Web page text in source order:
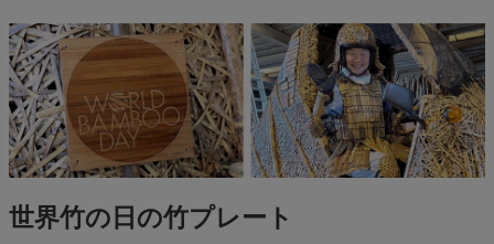
世界竹の日の竹プレート